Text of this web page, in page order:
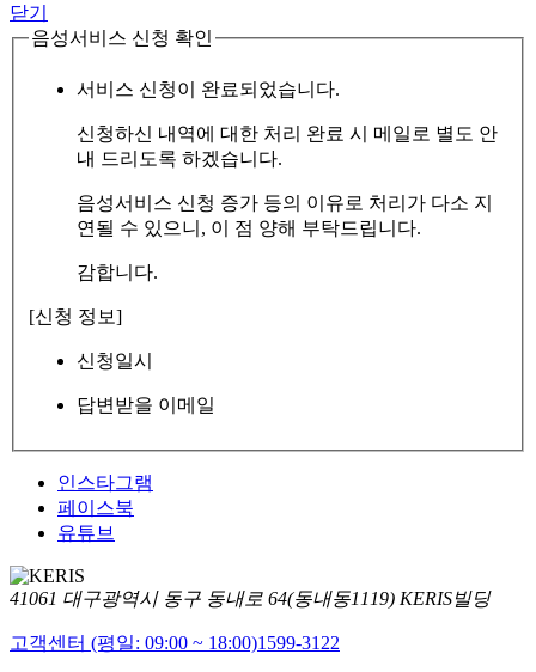
닫기
음성서비스 신청 확인
서비스 신청이 완료되었습니다.
신청하신 내역에 대한 처리 완료 시 메일로 별도 안
내 드리도록 하겠습니다.
음성서비스 신청 증가 등의 이유로 처리가 다소 지
연될 수 있으니, 이 점 양해 부탁드립니다.
감합니다.
[신청 정보]
신청일시
답변받을 이메일
인스타그램
페이스북
유튜브
41061 대구광역시 동구 동내로 64(동내동1119) KERIS빌딩
고객센터 (평일: 09:00 ~ 18:00)1599-3122